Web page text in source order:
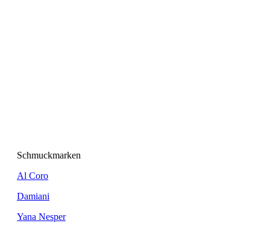
Schmuckmarken
Al Coro
Damiani
Yana Nesper